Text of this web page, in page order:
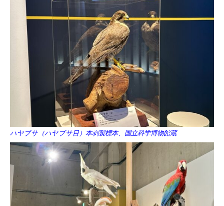
ハヤブサ（ハヤブサ目）本剥製標本、国立科学博物館蔵